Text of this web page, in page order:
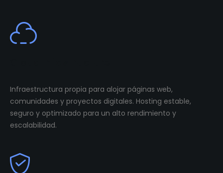
Infraestructura propia para alojar páginas web,
comunidades y proyectos digitales. Hosting estable,
seguro y optimizado para un alto rendimiento y
escalabilidad.